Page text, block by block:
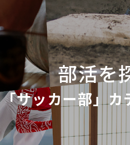
部活を
「サッカー部」カ